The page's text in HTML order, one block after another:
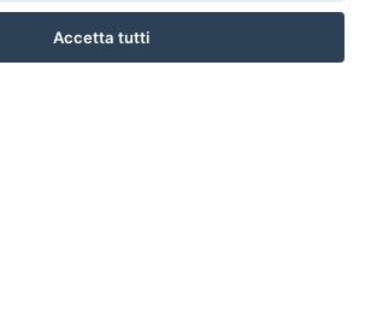
Accetta tutti